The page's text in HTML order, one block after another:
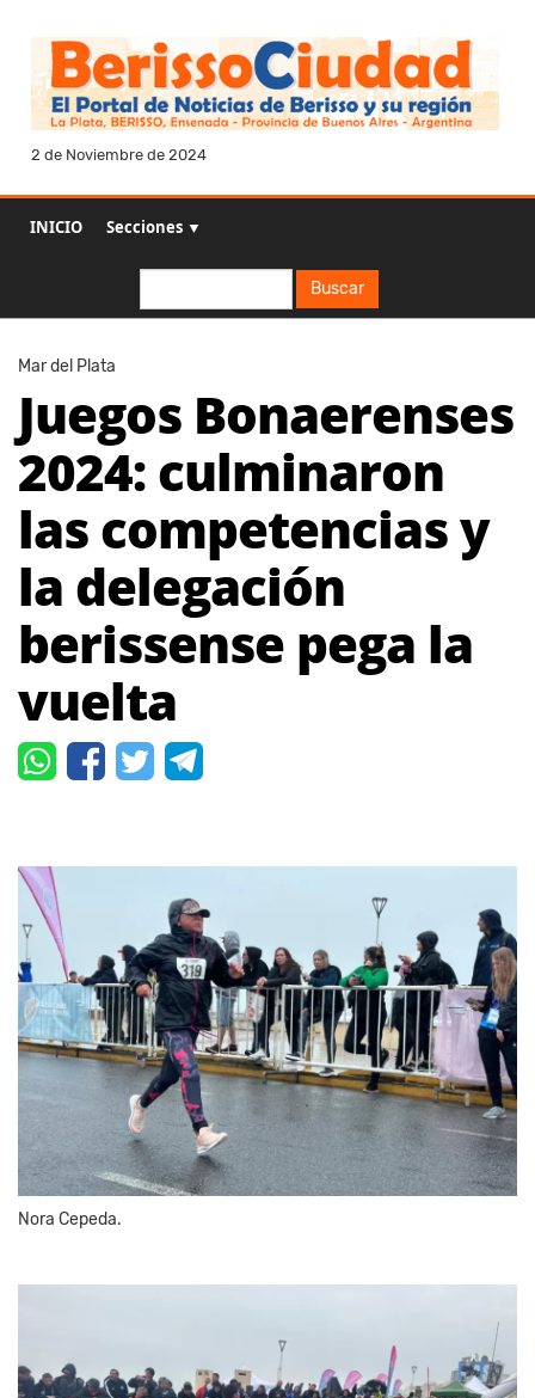
2 de Noviembre de 2024
INICIO Secciones ▼
Buscar
Mar del Plata
Juegos Bonaerenses
2024: culminaron
las competencias y
la delegación
berissense pega la
vuelta
Nora Cepeda.